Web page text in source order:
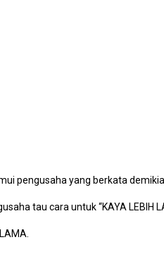
pengusaha yang berkata
tau cara untuk “KAYA LEBIH